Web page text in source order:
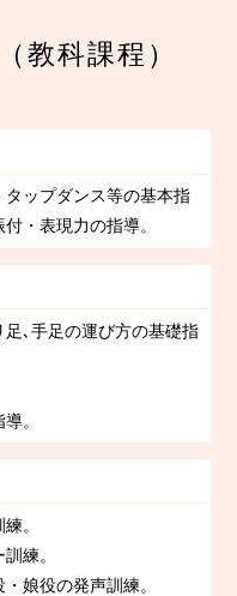
教科課程）
ップダンス等の基本指
・表現力の指導。
､手足の運び方の基礎指
。
。
練。
娘役の発声訓練。